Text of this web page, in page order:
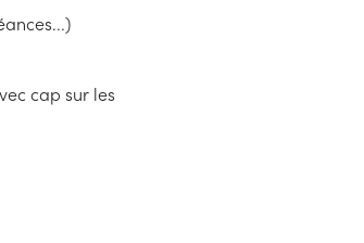
cap sur les